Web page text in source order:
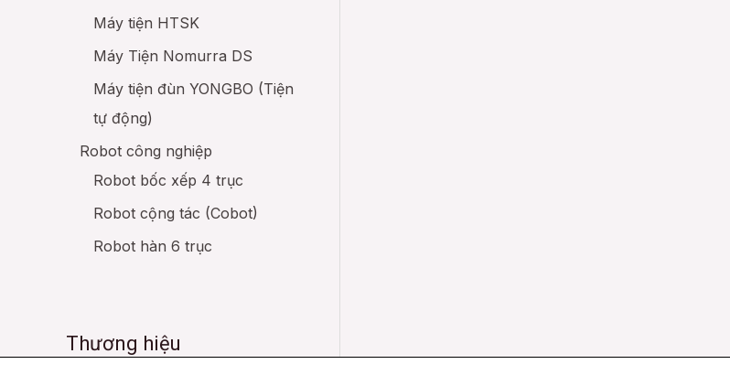
Máy tiện HTSK
Máy Tiện Nomurra DS
Máy tiện đùn YONGBO (Tiện
tự động)
Robot công nghiệp
Robot bốc xếp 4 trục
Robot cộng tác (Cobot)
Robot hàn 6 trục
Thương hiệu